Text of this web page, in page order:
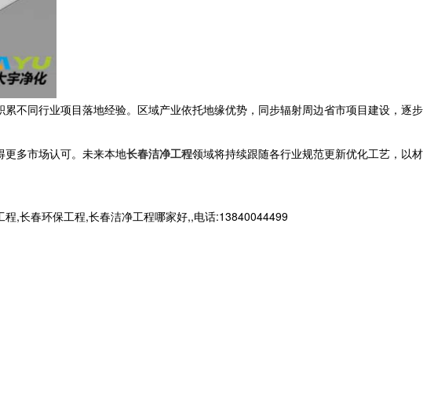
不同行业项目落地经验。区域产业依托地缘优势，同步辐射周边省市项目建设，逐步
更多市场认可。未来本地长春洁净工程领域将持续跟随各行业规范更新优化工艺，以材
,长春环保工程,长春洁净工程哪家好,,电话:13840044499